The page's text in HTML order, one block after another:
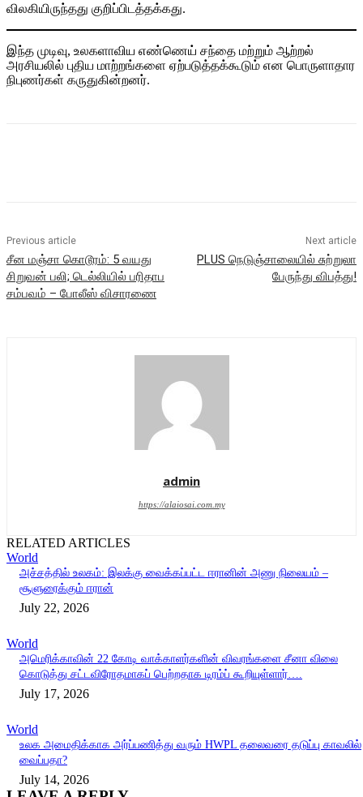
விலகியிருந்தது குறிப்பிடத்தக்கது.
இந்த முடிவு, உலகளாவிய எண்ணெய் சந்தை மற்றும் ஆற்றல்
அரசியலில் புதிய மாற்றங்களை ஏற்படுத்தக்கூடும் என பொருளாதார
நிபுணர்கள் கருதுகின்றனர்.
Previous article
சீன மஞ்சா கொடூரம்: 5 வயது
சிறுவன் பலி; டெல்லியில் பரிதாப
சம்பவம் – போலீஸ் விசாரணை
Next article
PLUS நெடுஞ்சாலையில் சுற்றுலா
பேருந்து விபத்து!
admin
https://alaiosai.com.my
RELATED ARTICLES
World
அச்சத்தில் உலகம்: இலக்கு வைக்கப்பட்ட ஈரானின் அணு நிலையம் –
சூளுரைக்கும் ஈரான்
July 22, 2026
World
அமெரிக்காவின் 22 கோடி வாக்காளர்களின் விவரங்களை சீனா விலை
கொடுத்து சட்டவிரோதமாகப் பெற்றதாக டிரம்ப் கூறியுள்ளார்….
July 17, 2026
World
உலக அமைதிக்காக அர்ப்பணித்து வரும் HWPL தலைவரை தடுப்பு காவலில்
வைப்பதா?
July 14, 2026